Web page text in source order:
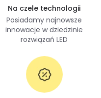
Na czele technologii
Posiadamy najnowsze
innowacje w dziedzinie
rozwiązań LED